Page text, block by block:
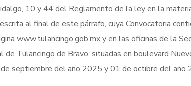
10 y 44 del Reglamento de la ley en la
al final de este párrafo, cuya Convocatoria
www.tulancingo.gob.mx y en las oficinas de la
Tulancingo de Bravo, situadas en boulevard
septiembre del año 2025 y 01 de octibre del año